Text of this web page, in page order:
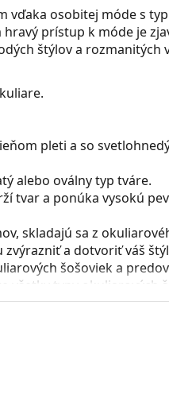
vďaka osobitej móde s
prístup k móde je
štýlov a rozmanitých
pleti a so
alebo oválny typ tváre.
tvar a ponúka vysokú
skladajú sa z
a dotvoriť váš
šošoviek a
všetky typy okuliarových
a usadenie okuliarov.